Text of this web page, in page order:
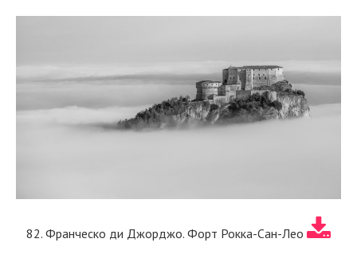
82. Франческо ди Джорджо. Форт Рокка-Сан-Лео